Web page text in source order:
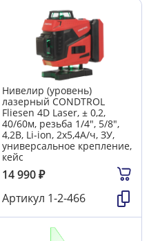
Нивелир (уровень)
лазерный CONDTROL
Fliesen 4D Laser, ± 0,2,
40/60м, резьба 1/4", 5/8",
4,2В, Li-ion, 2х5,4А/ч, ЗУ,
универсальное крепление,
кейс
14 990₽
Артикул 1-2-466